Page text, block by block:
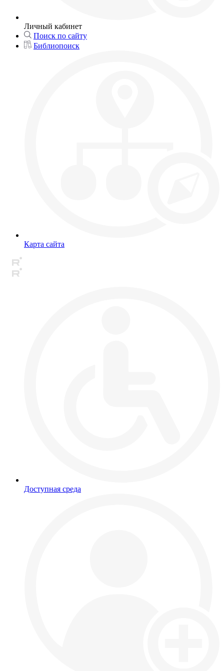
Личный кабинет
Поиск по сайту
Библиопоиск
Карта сайта
Доступная среда